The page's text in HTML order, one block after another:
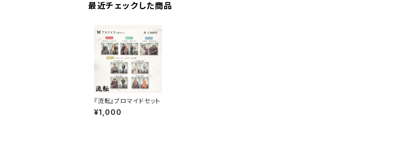
最近チェックした商品
『流転』ブロマイドセット
¥1,000